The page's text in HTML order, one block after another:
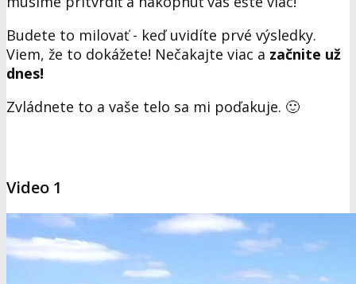
Budete to milovať - keď uvidíte prvé výsledky.
Viem, že to dokážete! Nečakajte viac a začnite už
dnes!
Zvládnete to a vaše telo sa mi poďakuje. 🙂
Video 1